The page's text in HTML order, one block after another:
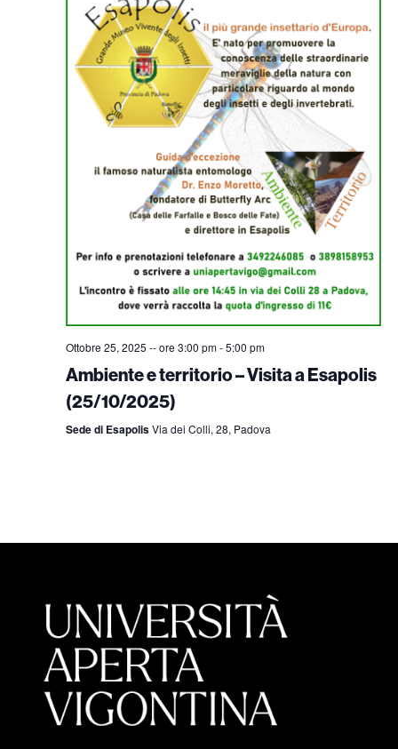
Ottobre 25, 2025 -- ore 3:00 pm-5:00 pm
Ambiente e territorio – Visita a Esapolis
(25/10/2025)
Sede di EsapolisVia dei Colli, 28, Padova